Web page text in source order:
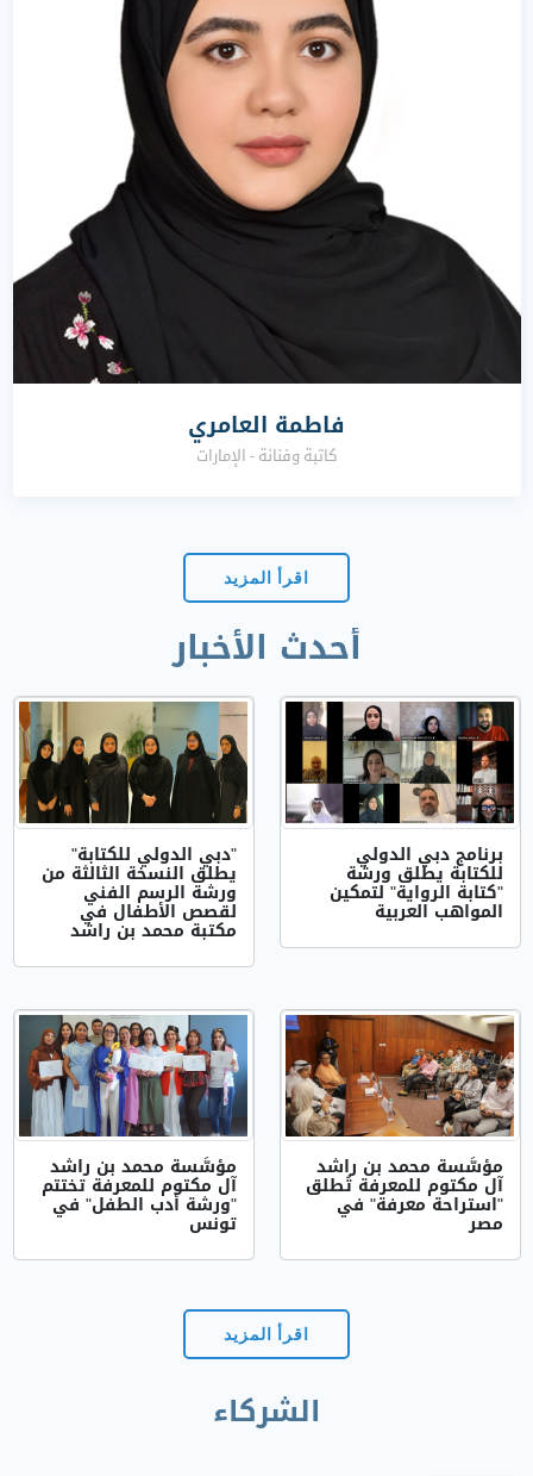
فاطمة العامري
كاتبة وفنانة - الإمارات
اقرأ المزيد
أحدث الأخبار
برنامج دبي الدولي
للكتابة يطلق ورشة
"كتابة الرواية" لتمكين
المواهب العربية
"دبي الدولي للكتابة"
يطلق النسخة الثالثة من
ورشة الرسم الفني
لقصص الأطفال في
مكتبة محمد بن راشد
مؤسَّسة محمد بن راشد
آل مكتوم للمعرفة تُطلق
"استراحة معرفة" في
مصر
مؤسَّسة محمد بن راشد
آل مكتوم للمعرفة تختتم
"ورشة أدب الطفل" في
تونس
اقرأ المزيد
الشركاء